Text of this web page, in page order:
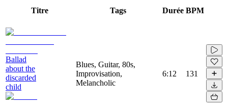
Titre Tags Durée BPM
Ballad
about the
discarded
child
Blues, Guitar, 80s,
Improvisation,
Melancholic
6:12 131